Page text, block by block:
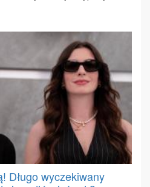
Długo wyczekiwany